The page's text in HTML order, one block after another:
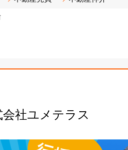
社ユメテラス